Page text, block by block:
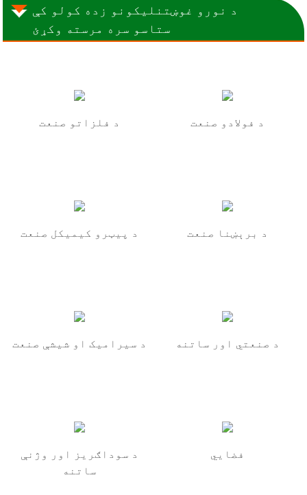
د نورو غوښتنلیکونو زده کولو کې
ستاسو سره مرسته وکړئ
د فلزاتو صنعت د فولادو صنعت
د پیټرو کیمیکل صنعت د برېښنا صنعت
د سیرامیک او شیشې صنعت د صنعتي اور ساتنه
د سوداګریز اور وژنې
ساتنه
فضايي